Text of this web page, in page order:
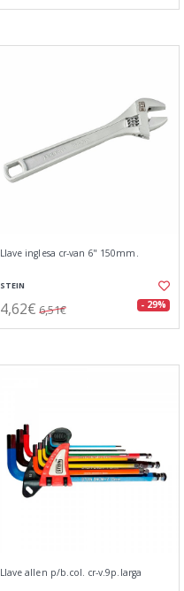
Llave inglesa cr-van 6" 150mm.
STEIN
4,62€ 6,51€ - 29%
Llave allen p/b.col. cr-v.9p.larga